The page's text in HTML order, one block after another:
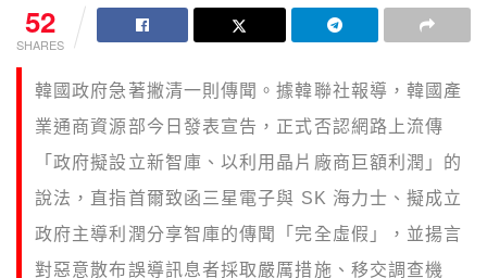
52
SHARES
韓國政府急著撇清一則傳聞。據韓聯社報導，韓國產
業通商資源部今日發表宣告，正式否認網路上流傳
「政府擬設立新智庫、以利用晶片廠商巨額利潤」的
說法，直指首爾致函三星電子與 SK 海力士、擬成立
政府主導利潤分享智庫的傳聞「完全虛假」，並揚言
對惡意散布誤導訊息者採取嚴厲措施、移交調查機